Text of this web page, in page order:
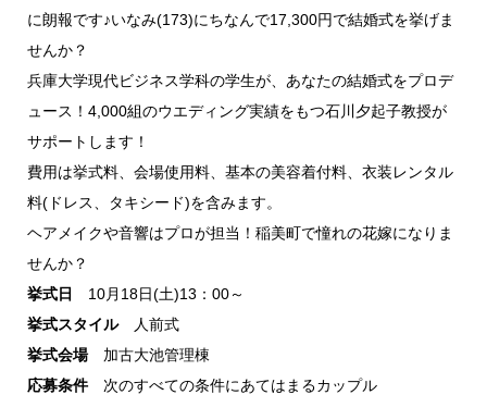
に朗報です♪いなみ(173)にちなんで17,300円で結婚式を挙げま
せんか？
兵庫大学現代ビジネス学科の学生が、あなたの結婚式をプロデ
ュース！4,000組のウエディング実績をもつ石川夕起子教授が
サポートします！
費用は挙式料、会場使用料、基本の美容着付料、衣装レンタル
料(ドレス、タキシード)を含みます。
ヘアメイクや音響はプロが担当！稲美町で憧れの花嫁になりま
せんか？
挙式日
10月18日(土)13：00～
挙式スタイル人前式
挙式会場加古大池管理棟
応募条件次のすべての条件にあてはまるカップル